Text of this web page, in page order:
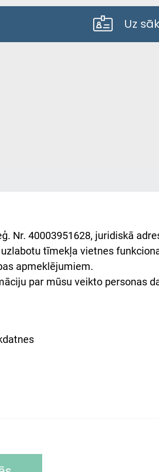
Uz
Nr. 40003951628, juridiskā
tīmekļa vietnes
apmeklējumiem.
par mūsu veikto personas
Internet, Explorer,